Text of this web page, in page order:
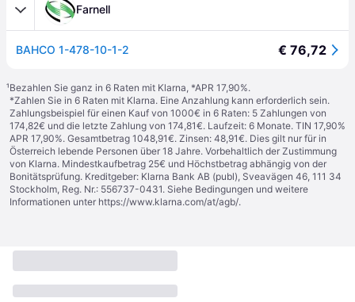
Farnell
BAHCO 1-478-10-1-2 € 76,72
¹Bezahlen Sie ganz in 6 Raten mit Klarna, *APR 17,90%.
*Zahlen Sie in 6 Raten mit Klarna. Eine Anzahlung kann erforderlich sein.
Zahlungsbeispiel für einen Kauf von 1000€ in 6 Raten: 5 Zahlungen von
174,82€ und die letzte Zahlung von 174,81€. Laufzeit: 6 Monate. TIN 17,90%
APR 17,90%. Gesamtbetrag 1048,91€. Zinsen: 48,91€. Dies gilt nur für in
Österreich lebende Personen über 18 Jahre. Vorbehaltlich der Zustimmung
von Klarna. Mindestkaufbetrag 25€ und Höchstbetrag abhängig von der
Bonitätsprüfung. Kreditgeber: Klarna Bank AB (publ), Sveavägen 46, 111 34
Stockholm, Reg. Nr.: 556737-0431. Siehe Bedingungen und weitere
Informationen unter https://www.klarna.com/at/agb/.